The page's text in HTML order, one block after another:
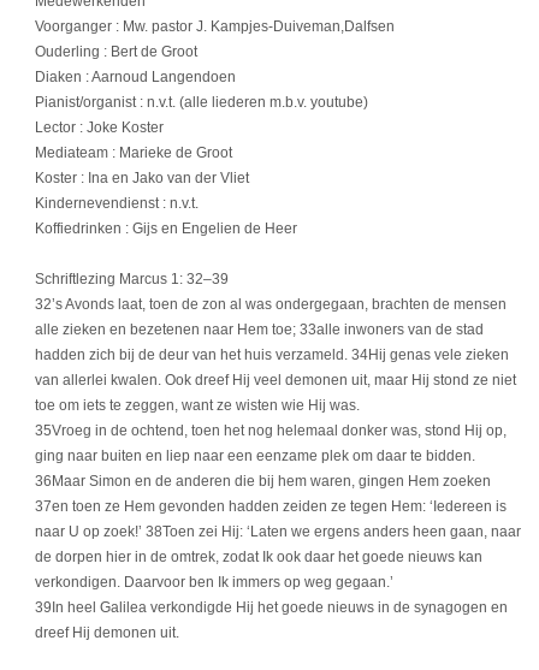
Voorganger : Mw. pastor J. Kampjes-Duiveman,Dalfsen
Ouderling : Bert de Groot
Diaken : Aarnoud Langendoen
Pianist/organist : n.v.t. (alle liederen m.b.v. youtube)
Lector : Joke Koster
Mediateam : Marieke de Groot
Koster : Ina en Jako van der Vliet
Kindernevendienst : n.v.t.
Koffiedrinken : Gijs en Engelien de Heer
Schriftlezing Marcus 1: 32–39
32’s Avonds laat, toen de zon al was ondergegaan, brachten de mensen
alle zieken en bezetenen naar Hem toe; 33alle inwoners van de stad
hadden zich bij de deur van het huis verzameld. 34Hij genas vele zieken
van allerlei kwalen. Ook dreef Hij veel demonen uit, maar Hij stond ze niet
toe om iets te zeggen, want ze wisten wie Hij was.
35Vroeg in de ochtend, toen het nog helemaal donker was, stond Hij op,
ging naar buiten en liep naar een eenzame plek om daar te bidden.
36Maar Simon en de anderen die bij hem waren, gingen Hem zoeken
37en toen ze Hem gevonden hadden zeiden ze tegen Hem: ‘Iedereen is
naar U op zoek!’ 38Toen zei Hij: ‘Laten we ergens anders heen gaan, naar
de dorpen hier in de omtrek, zodat Ik ook daar het goede nieuws kan
verkondigen. Daarvoor ben Ik immers op weg gegaan.’
39In heel Galilea verkondigde Hij het goede nieuws in de synagogen en
dreef Hij demonen uit.